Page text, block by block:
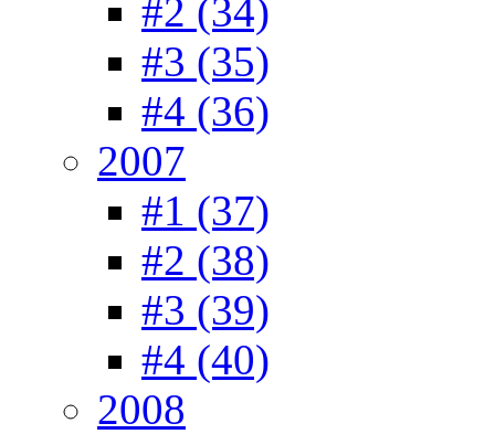
#2 (34)
#3 (35)
#4 (36)
2007
#1 (37)
#2 (38)
#3 (39)
#4 (40)
2008